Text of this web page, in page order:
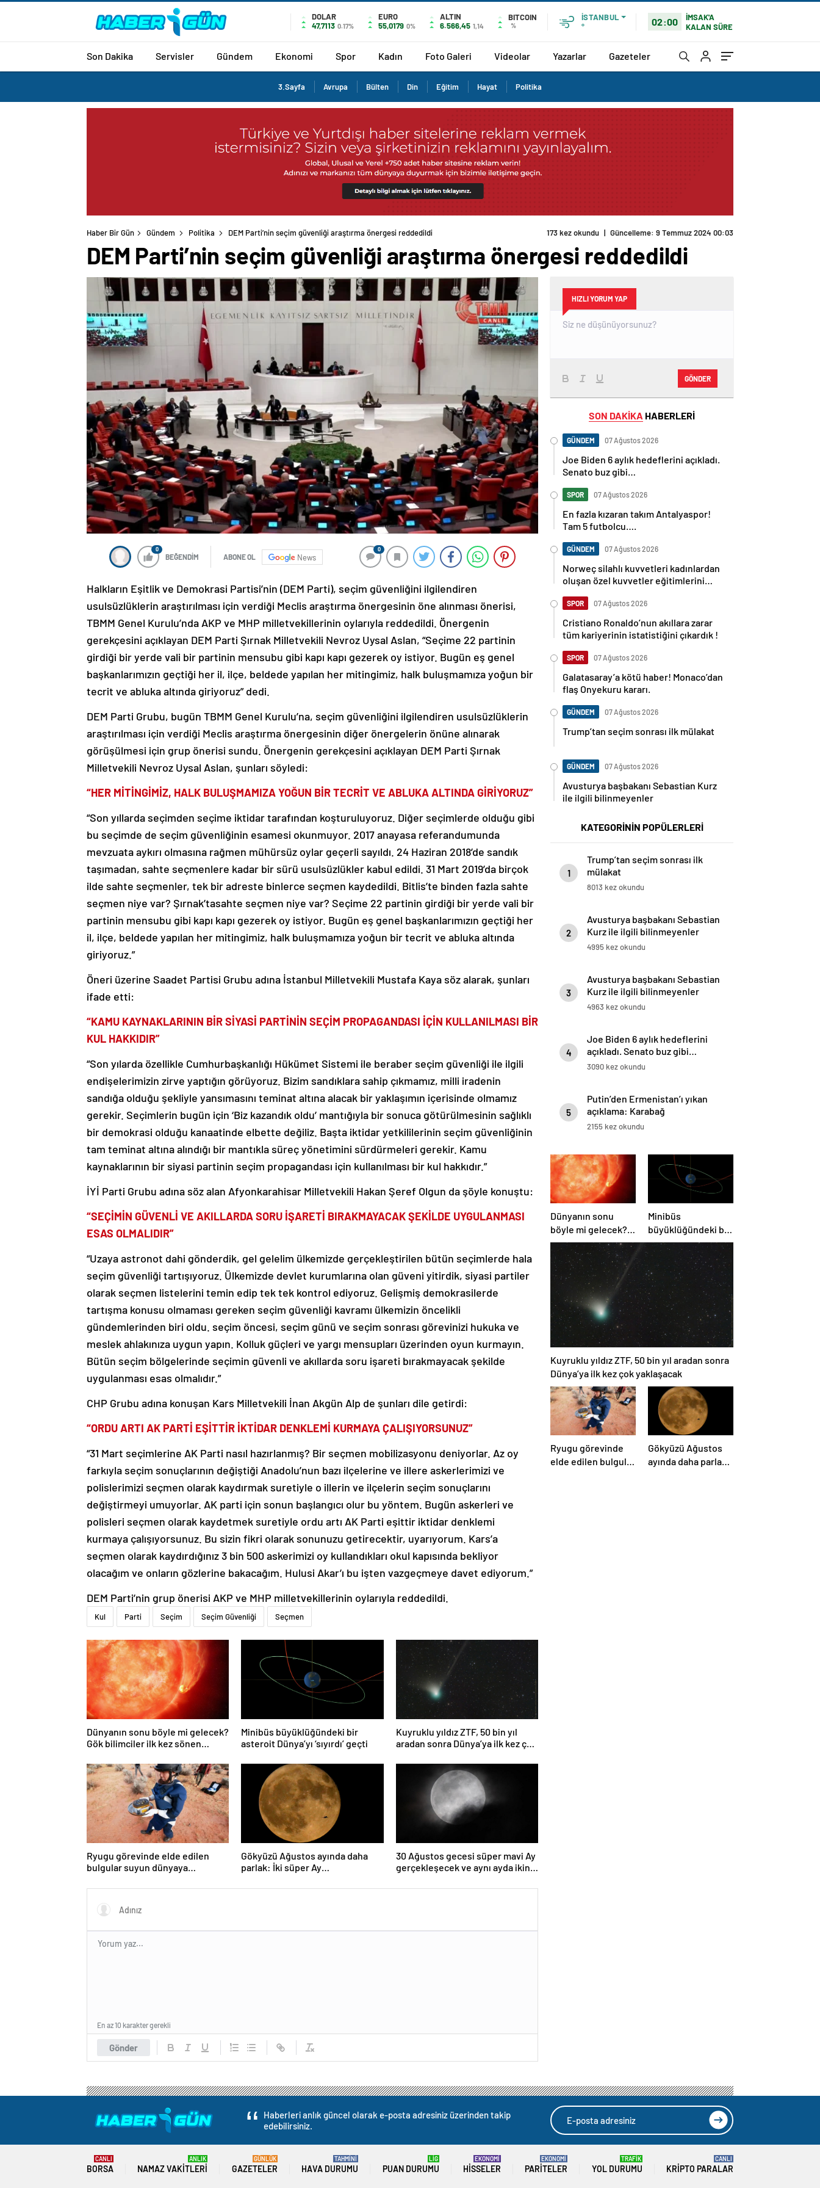
DOLAR
47,7113 0.17%
EURO
55,0179 0%
ALTIN
6.566,45 1,14
BITCOIN
%
İSTANBUL
°
02:00
İMSAK'A
KALAN SÜRE
Son Dakika Servisler Gündem Ekonomi Spor Kadın Foto Galeri Videolar Yazarlar Gazeteler
3.Sayfa Avrupa Bülten Din Eğitim Hayat Politika
Haber Bir Gün Gündem Politika DEM Parti’nin seçim güvenliği araştırma önergesi reddedildi 173 kez okundu | Güncelleme: 9 Temmuz 2024 00:03
DEM Parti’nin seçim güvenliği araştırma önergesi reddedildi
0
BEĞENDİM ABONE OL News
0
Halkların Eşitlik ve Demokrasi Partisi’nin (DEM Parti), seçim güvenliğini ilgilendiren
usulsüzlüklerin araştırılması için verdiği Meclis araştırma önergesinin öne alınması önerisi,
TBMM Genel Kurulu’nda AKP ve MHP milletvekillerinin oylarıyla reddedildi. Önergenin
gerekçesini açıklayan DEM Parti Şırnak Milletvekili Nevroz Uysal Aslan, “Seçime 22 partinin
girdiği bir yerde vali bir partinin mensubu gibi kapı kapı gezerek oy istiyor. Bugün eş genel
başkanlarımızın geçtiği her il, ilçe, beldede yapılan her mitingimiz, halk buluşmamıza yoğun bir
tecrit ve abluka altında giriyoruz” dedi.
DEM Parti Grubu, bugün TBMM Genel Kurulu’na, seçim güvenliğini ilgilendiren usulsüzlüklerin
araştırılması için verdiği Meclis araştırma önergesinin diğer önergelerin önüne alınarak
görüşülmesi için grup önerisi sundu. Önergenin gerekçesini açıklayan DEM Parti Şırnak
Milletvekili Nevroz Uysal Aslan, şunları söyledi:
“HER MİTİNGİMİZ, HALK BULUŞMAMIZA YOĞUN BİR TECRİT VE ABLUKA ALTINDA GİRİYORUZ”
“Son yıllarda seçimden seçime iktidar tarafından koşturuluyoruz. Diğer seçimlerde olduğu gibi
bu seçimde de seçim güvenliğinin esamesi okunmuyor. 2017 anayasa referandumunda
mevzuata aykırı olmasına rağmen mühürsüz oylar geçerli sayıldı. 24 Haziran 2018’de sandık
taşımadan, sahte seçmenlere kadar bir sürü usulsüzlükler kabul edildi. 31 Mart 2019’da birçok
ilde sahte seçmenler, tek bir adreste binlerce seçmen kaydedildi. Bitlis’te binden fazla sahte
seçmen niye var? Şırnak’tasahte seçmen niye var? Seçime 22 partinin girdiği bir yerde vali bir
partinin mensubu gibi kapı kapı gezerek oy istiyor. Bugün eş genel başkanlarımızın geçtiği her
il, ilçe, beldede yapılan her mitingimiz, halk buluşmamıza yoğun bir tecrit ve abluka altında
giriyoruz.”
Öneri üzerine Saadet Partisi Grubu adına İstanbul Milletvekili Mustafa Kaya söz alarak, şunları
ifade etti:
“KAMU KAYNAKLARININ BİR SİYASİ PARTİNİN SEÇİM PROPAGANDASI İÇİN KULLANILMASI BİR
KUL HAKKIDIR”
“Son yılarda özellikle Cumhurbaşkanlığı Hükümet Sistemi ile beraber seçim güvenliği ile ilgili
endişelerimizin zirve yaptığın görüyoruz. Bizim sandıklara sahip çıkmamız, milli iradenin
sandığa olduğu şekliyle yansımasını teminat altına alacak bir yaklaşımın içerisinde olmamız
gerekir. Seçimlerin bugün için ‘Biz kazandık oldu’ mantığıyla bir sonuca götürülmesinin sağlıklı
bir demokrasi olduğu kanaatinde elbette değiliz. Başta iktidar yetkililerinin seçim güvenliğinin
tam teminat altına alındığı bir mantıkla süreç yönetimini sürdürmeleri gerekir. Kamu
kaynaklarının bir siyasi partinin seçim propagandası için kullanılması bir kul hakkıdır.”
İYİ Parti Grubu adına söz alan Afyonkarahisar Milletvekili Hakan Şeref Olgun da şöyle konuştu:
“SEÇİMİN GÜVENLİ VE AKILLARDA SORU İŞARETİ BIRAKMAYACAK ŞEKİLDE UYGULANMASI
ESAS OLMALIDIR”
“Uzaya astronot dahi gönderdik, gel gelelim ülkemizde gerçekleştirilen bütün seçimlerde hala
seçim güvenliği tartışıyoruz. Ülkemizde devlet kurumlarına olan güveni yitirdik, siyasi partiler
olarak seçmen listelerini temin edip tek tek kontrol ediyoruz. Gelişmiş demokrasilerde
tartışma konusu olmaması gereken seçim güvenliği kavramı ülkemizin öncelikli
gündemlerinden biri oldu. seçim öncesi, seçim günü ve seçim sonrası görevinizi hukuka ve
meslek ahlakınıza uygun yapın. Kolluk güçleri ve yargı mensupları üzerinden oyun kurmayın.
Bütün seçim bölgelerinde seçimin güvenli ve akıllarda soru işareti bırakmayacak şekilde
uygulanması esas olmalıdır.”
CHP Grubu adına konuşan Kars Milletvekili İnan Akgün Alp de şunları dile getirdi:
“ORDU ARTI AK PARTİ EŞİTTİR İKTİDAR DENKLEMİ KURMAYA ÇALIŞIYORSUNUZ”
“31 Mart seçimlerine AK Parti nasıl hazırlanmış? Bir seçmen mobilizasyonu deniyorlar. Az oy
farkıyla seçim sonuçlarının değiştiği Anadolu’nun bazı ilçelerine ve illere askerlerimizi ve
polislerimizi seçmen olarak kaydırmak suretiyle o illerin ve ilçelerin seçim sonuçlarını
değiştirmeyi umuyorlar. AK parti için sonun başlangıcı olur bu yöntem. Bugün askerleri ve
polisleri seçmen olarak kaydetmek suretiyle ordu artı AK Parti eşittir iktidar denklemi
kurmaya çalışıyorsunuz. Bu sizin fikri olarak sonunuzu getirecektir, uyarıyorum. Kars’a
seçmen olarak kaydırdığınız 3 bin 500 askerimizi oy kullandıkları okul kapısında bekliyor
olacağım ve onların gözlerine bakacağım. Hulusi Akar’ı bu işten vazgeçmeye davet ediyorum.”
DEM Parti’nin grup önerisi AKP ve MHP milletvekillerinin oylarıyla reddedildi.
Kul Parti Seçim Seçim Güvenliği Seçmen
Dünyanın sonu böyle mi gelecek?
Gök bilimciler ilk kez sönen
oldu
Minibüs büyüklüğündeki bir
asteroit Dünya’yı ‘sıyırdı’ geçti
Kuyruklu yıldız ZTF, 50 bin yıl
aradan sonra Dünya’ya ilk kez çok
Ryugu görevinde elde edilen
bulgular suyun dünyaya
olabileceğini gösteriyor
Gökyüzü Ağustos ayında daha
parlak: İki süper Ay
30 Ağustos gecesi süper mavi Ay
gerçekleşecek ve aynı ayda ikinci
Gönder
En az 10 karakter gerekli
HIZLI YORUM YAP
GÖNDER
SON DAKİKA HABERLERİ
GÜNDEM 07 Ağustos 2026
Joe Biden 6 aylık hedeflerini açıkladı.
Senato buz gibi…
SPOR 07 Ağustos 2026
En fazla kızaran takım Antalyaspor!
Tam 5 futbolcu….
GÜNDEM 07 Ağustos 2026
Norweç silahlı kuvvetleri kadınlardan
oluşan özel kuvvetler eğitimlerini
SPOR 07 Ağustos 2026
Cristiano Ronaldo’nun akıllara zarar
tüm kariyerinin istatistiğini çıkardık !
SPOR 07 Ağustos 2026
Galatasaray’a kötü haber! Monaco’dan
flaş Onyekuru kararı.
GÜNDEM 07 Ağustos 2026
Trump’tan seçim sonrası ilk mülakat
GÜNDEM 07 Ağustos 2026
Avusturya başbakanı Sebastian Kurz
ile ilgili bilinmeyenler
KATEGORİNİN POPÜLERLERİ
1
Trump’tan seçim sonrası ilk
mülakat
8013 kez okundu
2
Avusturya başbakanı Sebastian
Kurz ile ilgili bilinmeyenler
4995 kez okundu
3
Avusturya başbakanı Sebastian
Kurz ile ilgili bilinmeyenler
4963 kez okundu
4
Joe Biden 6 aylık hedeflerini
açıkladı. Senato buz gibi…
3090 kez okundu
5
Putin’den Ermenistan’ı yıkan
açıklama: Karabağ
Azerbaycan’ın ayrılmaz bir
2155 kez okundu
Dünyanın sonu
böyle mi gelecek?
Gök bilimciler ilk
kez sönen yıldızın
gezegeni
yutmasına tanık
oldu
Minibüs
büyüklüğündeki bir
asteroit Dünya’yı
‘sıyırdı’ geçti
Kuyruklu yıldız ZTF, 50 bin yıl aradan sonra
Dünya’ya ilk kez çok yaklaşacak
Ryugu görevinde
elde edilen bulgular
Gökyüzü Ağustos
ayında daha parlak:
Haberleri anlık güncel olarak e-posta adresiniz üzerinden takip
edebilirsiniz.
BORSA
CANLI
NAMAZ VAKITLERI
ANLIK
GAZETELER
GÜNLÜK
HAVA DURUMU
TAHMİNİ
PUAN DURUMU
LİG
HISSELER
EKONOMİ
PARITELER
EKONOMİ
YOL DURUMU
TRAFİK
KRIPTO PARALAR
CANLI